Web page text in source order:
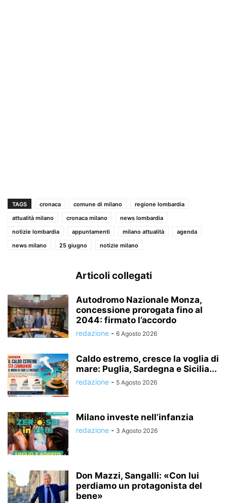
TAGS cronaca comune di milano
regione lombardia
attualità milano
cronaca milano
news lombardia
notizie lombardia
appuntamenti milano attualità
agenda
news milano
25 giugno notizie milano
Articoli collegati
Autodromo Nazionale Monza,
concessione prorogata fino al
2044: firmato l’accordo
redazione - 6 Agosto 2026
Caldo estremo, cresce la voglia di
mare: Puglia, Sardegna e Sicilia...
redazione - 5 Agosto 2026
Milano investe nell’infanzia
redazione - 3 Agosto 2026
Don Mazzi, Sangalli: «Con lui
perdiamo un protagonista del
bene»